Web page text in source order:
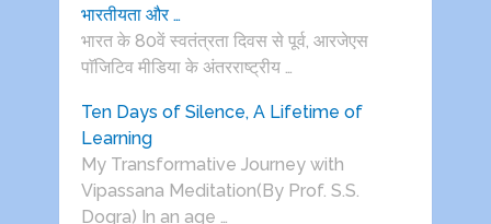
भारतीयता और …
भारत के 80वें स्वतंत्रता दिवस से पूर्व, आरजेएस
पाॅजिटिव मीडिया के अंतरराष्ट्रीय …
Ten Days of Silence, A Lifetime of
Learning
My Transformative Journey with
Vipassana Meditation(By Prof. S.S.
Dogra) In an age …